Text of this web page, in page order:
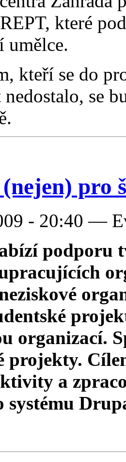
které
umělce.
kteří se do
se
pro
- 20:40 —
podporu
organizací.
projekty.
a
systému